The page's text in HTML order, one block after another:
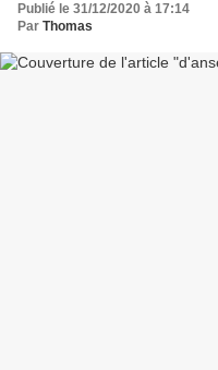
Publié le 31/12/2020 à 17:14
Par Thomas